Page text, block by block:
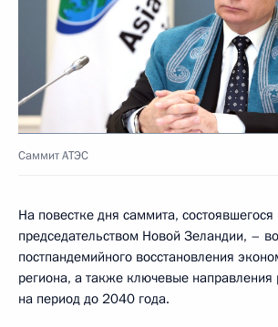
Саммит АТЭС
На повестке дня саммита, состоявшегося
председательством Новой Зеландии, –
постпандемийного восстановления
региона, а также ключевые направления
на период до 2040 года.